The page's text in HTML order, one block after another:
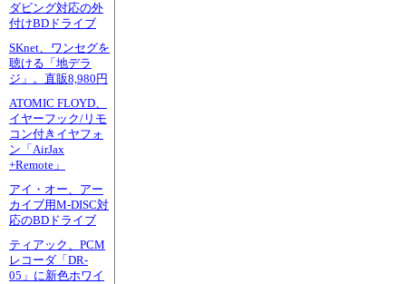
ダビング対応の外
付けBDドライブ
SKnet、ワンセグを
聴ける「地デラ
ジ」。直販8,980円
ATOMIC FLOYD、
イヤーフック/リモ
コン付きイヤフォ
ン「AirJax
+Remote」
アイ・オー、アー
カイブ用M-DISC対
応のBDドライブ
ティアック、PCM
レコーダ「DR-
05」に新色ホワイ